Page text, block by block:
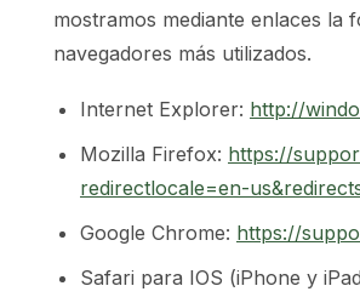
mostramos mediante enlaces la
navegadores más utilizados.
Internet Explorer: http://
Mozilla Firefox: https://
redirectlocale=en-
Google Chrome: https://
Safari para IOS (iPhone y